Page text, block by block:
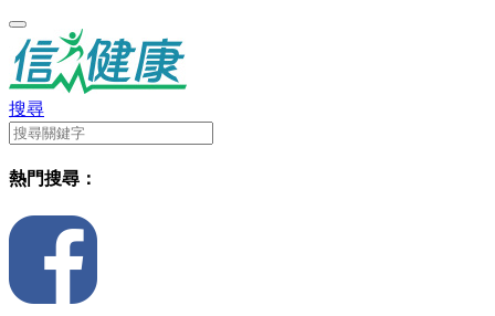
搜尋
熱門搜尋：